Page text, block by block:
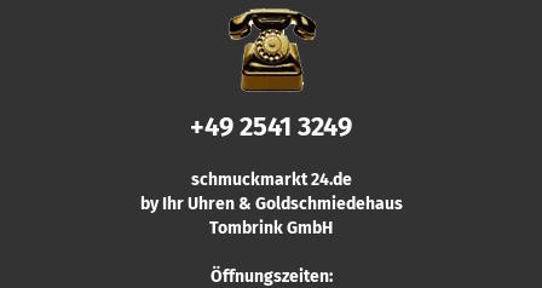
+49 2541 3249
schmuckmarkt 24.de
by Ihr Uhren & Goldschmiedehaus
Tombrink GmbH
Öffnungszeiten: